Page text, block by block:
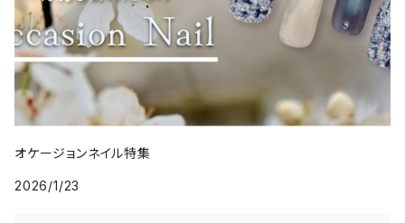
オケージョンネイル特集
2026/1/23